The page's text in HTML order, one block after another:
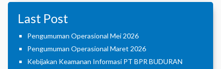
Last Post
Pengumuman Operasional Mei 2026
Pengumuman Operasional Maret 2026
Kebijakan Keamanan Informasi PT BPR BUDURAN